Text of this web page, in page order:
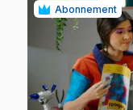
Abonnement